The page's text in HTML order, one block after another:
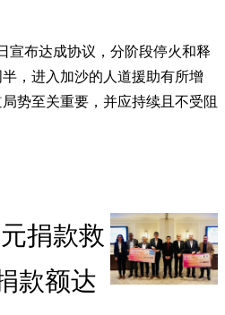
宣布达成协议，分阶段停火和释
，进入加沙的人道援助有所增
势至关重要，并应持续且不受阻
捐款救
款额达